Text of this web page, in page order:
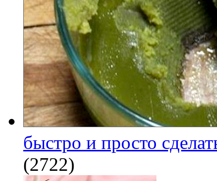
быстро и просто
(2722)